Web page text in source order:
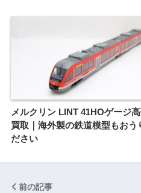
メルクリン LINT 41HOゲージ
買取｜海外製の鉄道模型もおう
ださい
前の記事